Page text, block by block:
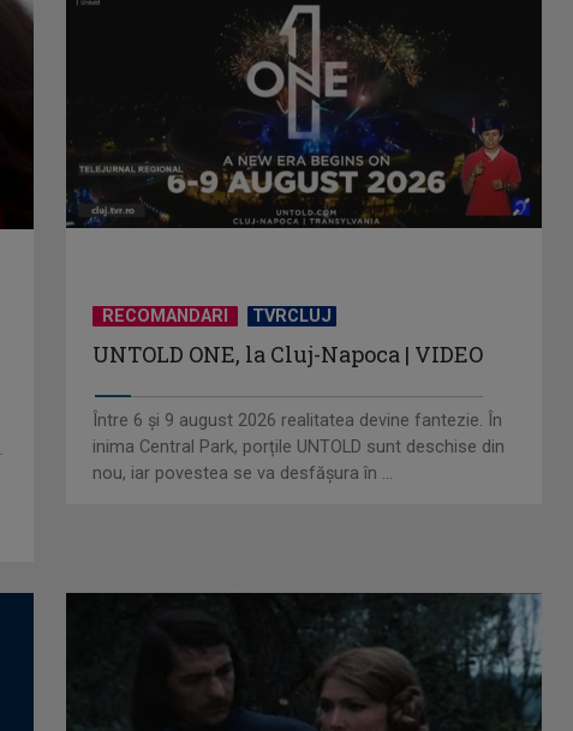
RECOMANDARI TVRCLUJ
UNTOLD ONE, la Cluj-Napoca | VIDEO
Între 6 și 9 august 2026 realitatea devine fantezie. În
inima Central Park, porțile UNTOLD sunt deschise din
nou, iar povestea se va desfășura în ...